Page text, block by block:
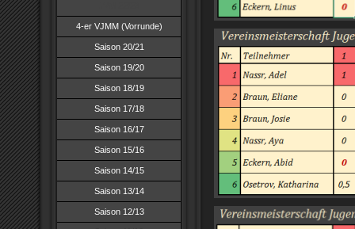
4-er VJMM (Vorrunde)
Saison 20/21
Saison 19/20
Saison 18/19
Saison 17/18
Saison 16/17
Saison 15/16
Saison 14/15
Saison 13/14
Saison 12/13